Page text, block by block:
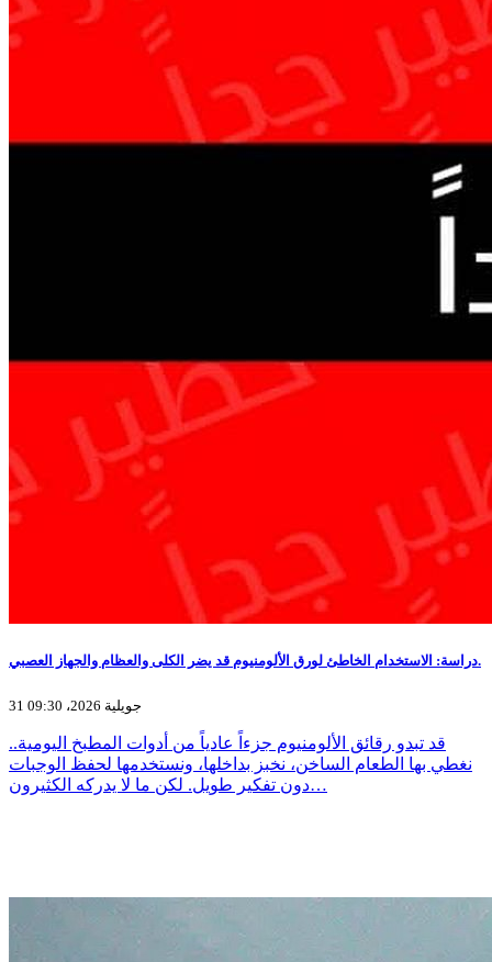
دراسة: الاستخدام الخاطئ لورق الألومنيوم قد يضر الكلى والعظام والجهاز العصبي.
31 جويلية 2026، 09:30
قد تبدو رقائق الألومنيوم جزءاً عادياً من أدوات المطبخ اليومية..
نغطي بها الطعام الساخن، نخبز بداخلها، ونستخدمها لحفظ الوجبات
دون تفكير طويل. لكن ما لا يدركه الكثيرون…